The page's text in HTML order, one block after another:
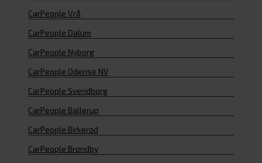
CarPeople Vrå
CarPeople Dalum
CarPeople Nyborg
CarPeople Odense NV
CarPeople Svendborg
CarPeople Ballerup
CarPeople Birkerød
CarPeople Brøndby